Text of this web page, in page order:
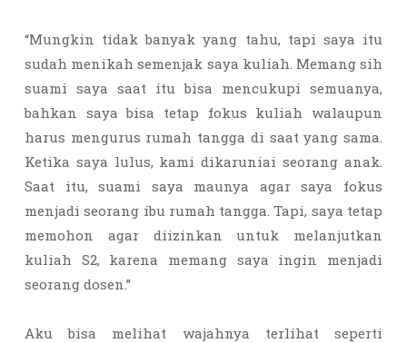
“Mungkin tidak banyak yang tahu, tapi saya itu
sudah menikah semenjak saya kuliah. Memang sih
suami saya saat itu bisa mencukupi semuanya,
bahkan saya bisa tetap fokus kuliah walaupun
harus mengurus rumah tangga di saat yang sama.
Ketika saya lulus, kami dikaruniai seorang anak.
Saat itu, suami saya maunya agar saya fokus
menjadi seorang ibu rumah tangga. Tapi, saya tetap
memohon agar diizinkan untuk melanjutkan
kuliah S2, karena memang saya ingin menjadi
seorang dosen.”
Aku bisa melihat wajahnya terlihat seperti